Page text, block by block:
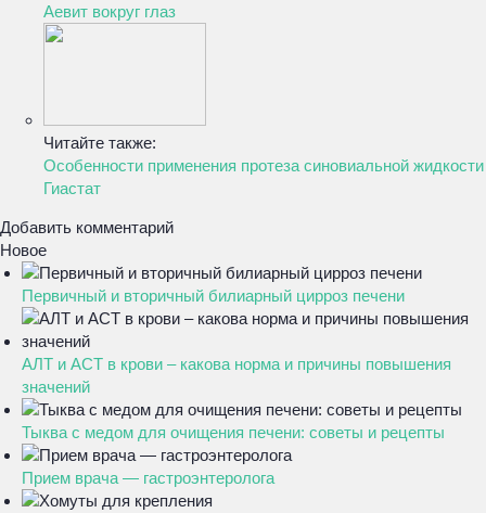
Аевит вокруг глаз
Читайте также:
Особенности применения протеза синовиальной жидкости
Гиастат
Добавить комментарий
Новое
Первичный и вторичный билиарный цирроз печени
АЛТ и АСТ в крови – какова норма и причины повышения
значений
Тыква с медом для очищения печени: советы и рецепты
Прием врача — гастроэнтеролога